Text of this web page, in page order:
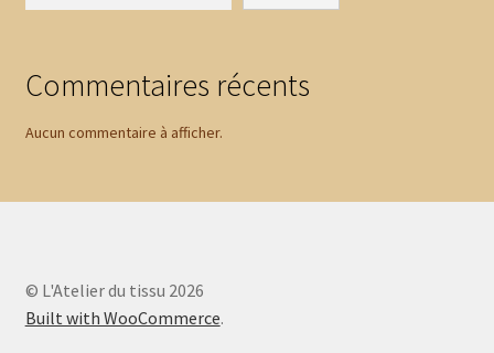
Commentaires récents
Aucun commentaire à afficher.
© L'Atelier du tissu 2026
Built with WooCommerce.